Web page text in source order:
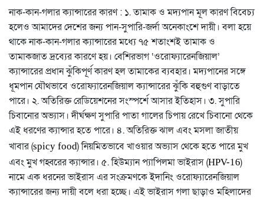
নাক-কান-গলার ক্যান্সারের কারণ : ১. তামাক ও মদ্যপান মূল কারণ বিবেচ্য
হলেও আমাদের দেশের জন্য পান-সুপারি-জর্দা অনেকাংশে দায়ী। বলা হয়ে
থাকে নাক-কান-গলার ক্যান্সারের মধ্যে ৭৫ শতাংশই তামাক ও
তামাকজাত দ্রব্যের কারণে হয়। বেশিরভাগ ‘ওরোফ্যারেনজিয়াল’
ক্যান্সারের প্রধান ঝুঁকিপূর্ণ কারণ হল তামাকের ব্যবহার। মদ্যপানের সঙ্গে
ধূমপান যৌথভাবে ওরোফ্যারেনজিয়াল ক্যান্সারের ঝুঁকি বহুগুণ বাড়াতে
পারে। ২. অতিরিক্ত রেডিয়েশনের সংস্পর্শে আসার ইতিহাস। ৩. সুপারি
চিবানোর অভ্যাস। দীর্ঘক্ষণ সুপারি পাতা গালের চিপায় রেখে চিবানো থেকে
এই ধরণের ক্যান্সার হতে পারে। ৪. অতিরিক্ত ঝাল এবং মসলা জাতীয়
খাবার (spicy food) নিয়মিতভাবে খাওয়ার অভ্যাস থেকে হতে পারে মুখ
এবং মুখ গহ্বরের ক্যান্সার। ৫. হিউম্যান প্যাপিলমা ভাইরাস (HPV-16)
নামে এক ধরনের ভাইরাস এর সংক্রমণকে ইদানিং ওরোফ্যারেনজিয়াল
ক্যান্সারের জন্য দায়ী বলে ধরা হচ্ছে। এই ভাইরাস গলা ছাড়াও মহিলাদের